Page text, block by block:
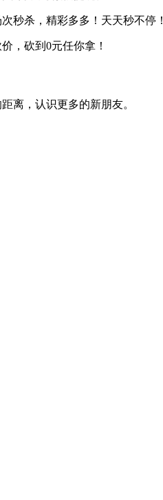
杀，精彩多多！天天秒不停！
，砍到0元任你拿！
离，认识更多的新朋友。